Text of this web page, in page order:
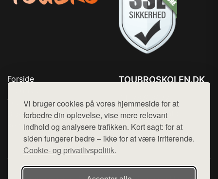
Vi bruger cookies på vores hjemmeside for at
forbedre din oplevelse, vise mere relevant
indhold og analysere trafikken. Kort sagt: for at
siden fungerer bedre – ikke for at være irriterende.
Cookie- og privatlivspolitik.
Forside
Top Rabatter
Blog
Kontakt
TOUBROSKOLEN.DK
Mail: hej@want.dk
Cookie- og privatlivspolitik